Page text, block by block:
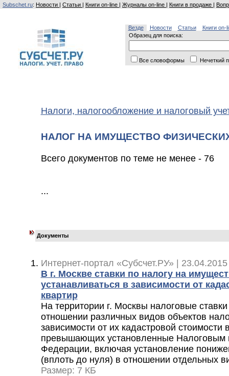
Subschet.ru: Новости | Статьи | Книги on-line | Журналы on-line | Книги в продаже |
Везде Новости Статьи
Книги on-
Образец для поиска:
Все словоформы Нечеткий
Налоги, налогообложение и налоговый
НАЛОГ НА ИМУЩЕСТВО
Всего документов по теме не менее - 76
...
Документы
Интернет-портал «Субсчет.РУ» |
В г. Москве ставки по налогу на
устанавливаться в зависимости от
квартир
На территории г. Москвы налоговые
отношении различных видов объектов
зависимости от их кадастровой стоимости
превышающих установленные Налоговым
Федерации, включая установление
(вплоть до нуля) в отношении отдельных
Размер: 7 КБ